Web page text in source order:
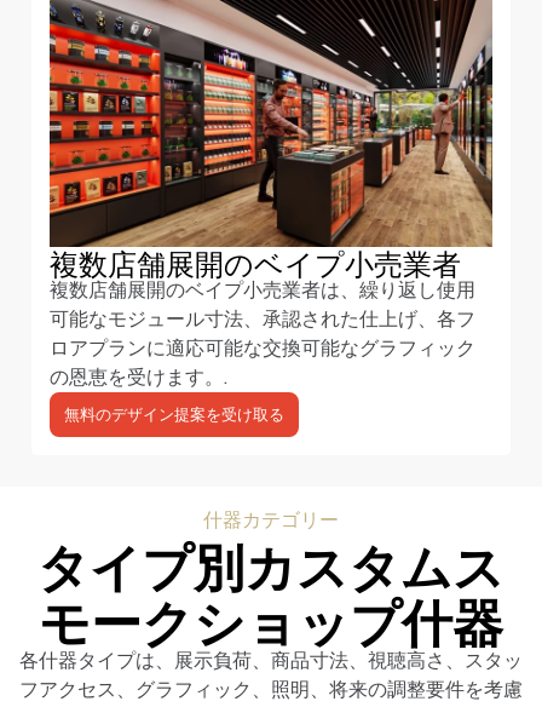
複数店舗展開のベイプ小売業者
複数店舗展開のベイプ小売業者は、繰り返し使用
可能なモジュール寸法、承認された仕上げ、各フ
ロアプランに適応可能な交換可能なグラフィック
の恩恵を受けます。.
無料のデザイン提案を受け取る
什器カテゴリー
タイプ別カスタムス
モークショップ什器
各什器タイプは、展示負荷、商品寸法、視聴高さ、スタッ
フアクセス、グラフィック、照明、将来の調整要件を考慮